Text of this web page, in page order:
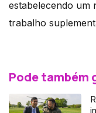
estabelecendo um
trabalho
Pode também